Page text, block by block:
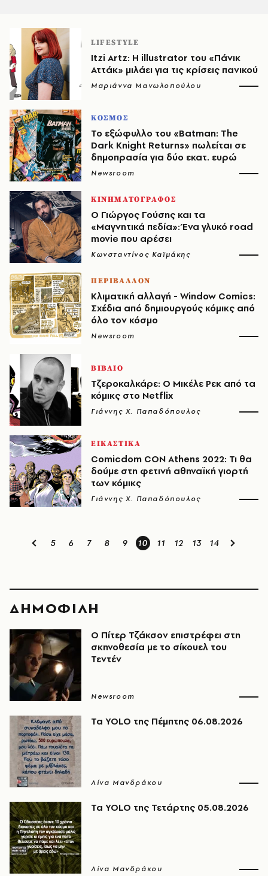
LIFESTYLE
Itzi Artz: H illustrator του «Πάνικ
Αττάκ» μιλάει για τις κρίσεις πανικού
Μαριάννα Μανωλοπούλου
ΚΟΣΜΟΣ
Το εξώφυλλο του «Batman: The
Dark Knight Returns» πωλείται σε
δημοπρασία για δύο εκατ. ευρώ
Newsroom
ΚΙΝΗΜΑΤΟΓΡΑΦΟΣ
Ο Γιώργος Γούσης και τα
«Μαγνητικά πεδία»: Ένα γλυκό road
movie που αρέσει
Κωνσταντίνος Καϊμάκης
ΠΕΡΙΒΑΛΛΟΝ
Κλιματική αλλαγή - Window Comics:
Σχέδια από δημιουργούς κόμικς από
όλο τον κόσμο
Newsroom
ΒΙΒΛΙΟ
Τζεροκαλκάρε: Ο Μικέλε Ρεκ από τα
κόμικς στο Netflix
Γιάννης Χ. Παπαδόπουλος
ΕΙΚΑΣΤΙΚΑ
Comicdom CON Athens 2022: Τι θα
δούμε στη φετινή αθηναϊκή γιορτή
των κόμικς
Γιάννης Χ. Παπαδόπουλος
5 6 7 8 9 10 11 12 13 14
ΔΗΜΟΦΙΛΗ
Ο Πίτερ Τζάκσον επιστρέφει στη
σκηνοθεσία με το σίκουελ του
Τεντέν
Newsroom
Τα YOLO της Πέμπτης 06.08.2026
Λίνα Μανδράκου
Τα YOLO της Τετάρτης 05.08.2026
Λίνα Μανδράκου